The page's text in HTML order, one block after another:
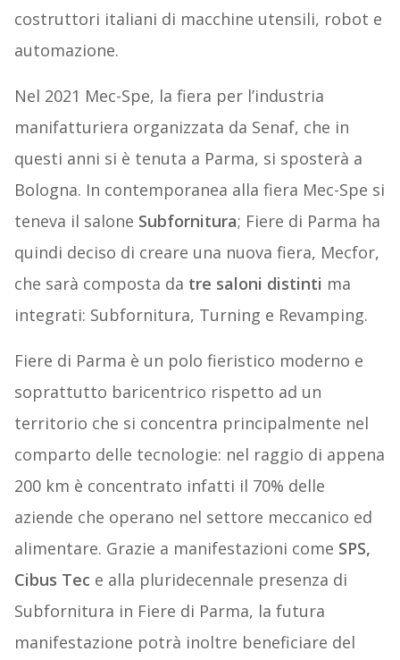
costruttori italiani di macchine utensili, robot e
automazione.
Nel 2021 Mec-Spe, la fiera per l’industria
manifatturiera organizzata da Senaf, che in
questi anni si è tenuta a Parma, si sposterà a
Bologna. In contemporanea alla fiera Mec-Spe si
teneva il salone Subfornitura; Fiere di Parma ha
quindi deciso di creare una nuova fiera, Mecfor,
che sarà composta da tre saloni distinti ma
integrati: Subfornitura, Turning e Revamping.
Fiere di Parma è un polo fieristico moderno e
soprattutto baricentrico rispetto ad un
territorio che si concentra principalmente nel
comparto delle tecnologie: nel raggio di appena
200 km è concentrato infatti il 70% delle
aziende che operano nel settore meccanico ed
alimentare. Grazie a manifestazioni come SPS,
Cibus Tec e alla pluridecennale presenza di
Subfornitura in Fiere di Parma, la futura
manifestazione potrà inoltre beneficiare del